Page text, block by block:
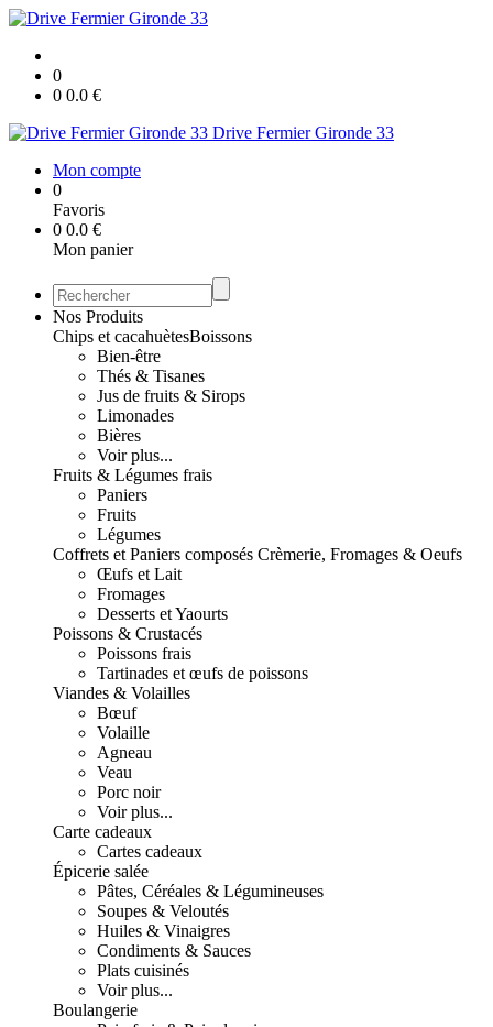
0
0 0.0 €
Drive Fermier Gironde 33
Mon compte
0
Favoris
0 0.0 €
Mon panier
Nos Produits
Chips et cacahuètesBoissons
Bien-être
Thés & Tisanes
Jus de fruits & Sirops
Limonades
Bières
Voir plus...
Fruits & Légumes frais
Paniers
Fruits
Légumes
Coffrets et Paniers composés Crèmerie, Fromages & Oeufs
Œufs et Lait
Fromages
Desserts et Yaourts
Poissons & Crustacés
Poissons frais
Tartinades et œufs de poissons
Viandes & Volailles
Bœuf
Volaille
Agneau
Veau
Porc noir
Voir plus...
Carte cadeaux
Cartes cadeaux
Épicerie salée
Pâtes, Céréales & Légumineuses
Soupes & Veloutés
Huiles & Vinaigres
Condiments & Sauces
Plats cuisinés
Voir plus...
Boulangerie